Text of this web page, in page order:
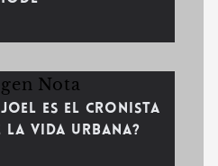
es el cronista
la vida urbana?